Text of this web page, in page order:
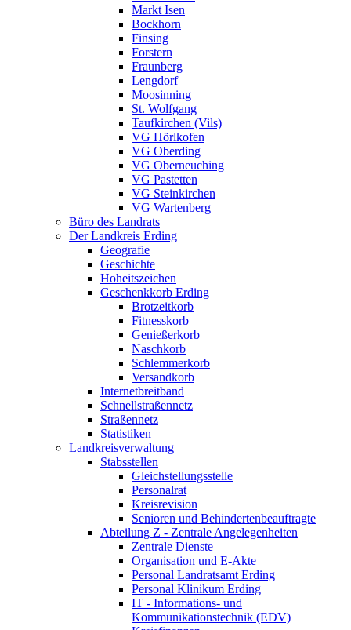
Markt Isen
Bockhorn
Finsing
Forstern
Fraunberg
Lengdorf
Moosinning
St. Wolfgang
Taufkirchen (Vils)
VG Hörlkofen
VG Oberding
VG Oberneuching
VG Pastetten
VG Steinkirchen
VG Wartenberg
Büro des Landrats
Der Landkreis Erding
Geografie
Geschichte
Hoheitszeichen
Geschenkkorb Erding
Brotzeitkorb
Fitnesskorb
Genießerkorb
Naschkorb
Schlemmerkorb
Versandkorb
Internetbreitband
Schnellstraßennetz
Straßennetz
Statistiken
Landkreisverwaltung
Stabsstellen
Gleichstellungsstelle
Personalrat
Kreisrevision
Senioren und Behindertenbeauftragte
Abteilung Z - Zentrale Angelegenheiten
Zentrale Dienste
Organisation und E-Akte
Personal Landratsamt Erding
Personal Klinikum Erding
IT - Informations- und
Kommunikationstechnik (EDV)